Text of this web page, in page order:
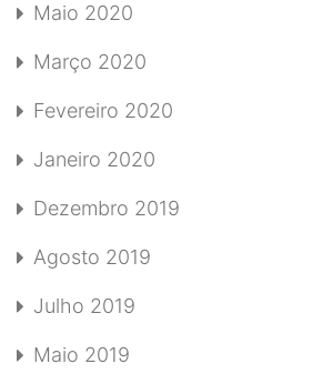
Maio 2020
Março 2020
Fevereiro 2020
Janeiro 2020
Dezembro 2019
Agosto 2019
Julho 2019
Maio 2019